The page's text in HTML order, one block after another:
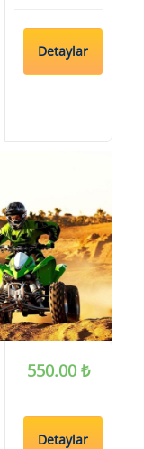
Detaylar
550.00 ₺
Detaylar